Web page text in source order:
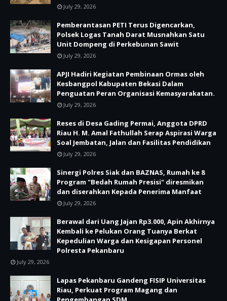
July 29, 2026
Pemberantasan PETI Terus Digencarkan,
Polsek Logas Tanah Darat Musnahkan Satu
Unit Dompeng di Perkebunan Sawit
July 29, 2026
APJI Hadiri Kegiatan Pembinaan Ormas oleh
Kesbangpol Kabupaten Bekasi Dalam
Penguatan Peran Organisasi Kemasyarakatan.
July 29, 2026
Reses di Desa Gading Permai, Anggota DPRD
Riau H. M. Amal Fathullah Serap Aspirasi Warga
Soal Jembatan, Jalan dan Fasilitas Pendidikan
July 29, 2026
Sinergi Polres Siak dan BAZNAS, Rumah ke 8
Program "Bedah Rumah Presisi" diresmikan
dan diserahkan Kepada Penerima Manfaat
July 29, 2026
Berawal dari Uang Jajan Rp3.000, Apin Akhirnya
Kembali ke Pelukan Orang Tuanya Berkat
Kepedulian Warga dan Kesigapan Personel
Polresta Pekanbaru
July 29, 2026
Lapas Pekanbaru Gandeng FISIP Universitas
Riau, Perkuat Program Magang dan